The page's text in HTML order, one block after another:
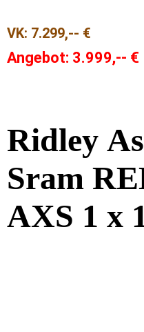
VK: 7.299,-- €
Angebot: 3.999,-- €
Ridley
Sram
AXS 1 x